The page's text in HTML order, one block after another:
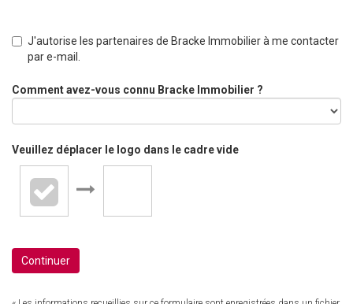
J'autorise les partenaires de Bracke Immobilier à me contacter
par e-mail.
Comment avez-vous connu Bracke Immobilier ?
Veuillez déplacer le logo dans le cadre vide
Continuer